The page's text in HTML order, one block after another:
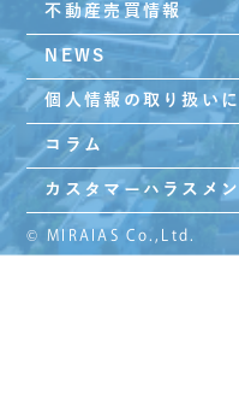
不動産売買情報
NEWS
個人情報の取り扱い
コラム
カスタマーハラスメ
© MIRAIAS Co.,Ltd.